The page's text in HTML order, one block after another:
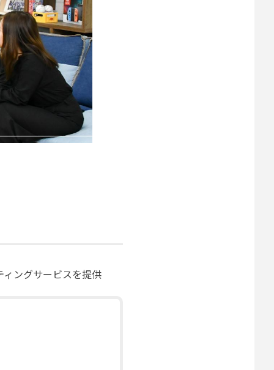
ングサービスを提供